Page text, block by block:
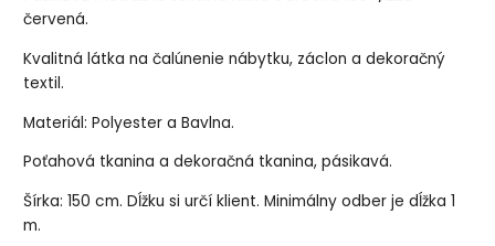
červená.
Kvalitná látka na čalúnenie nábytku, záclon a dekoračný
textil.
Materiál: Polyester a Bavlna.
Poťahová tkanina a dekoračná tkanina, pásikavá.
Šírka: 150 cm. Dĺžku si určí klient. Minimálny odber je dĺžka 1
m.